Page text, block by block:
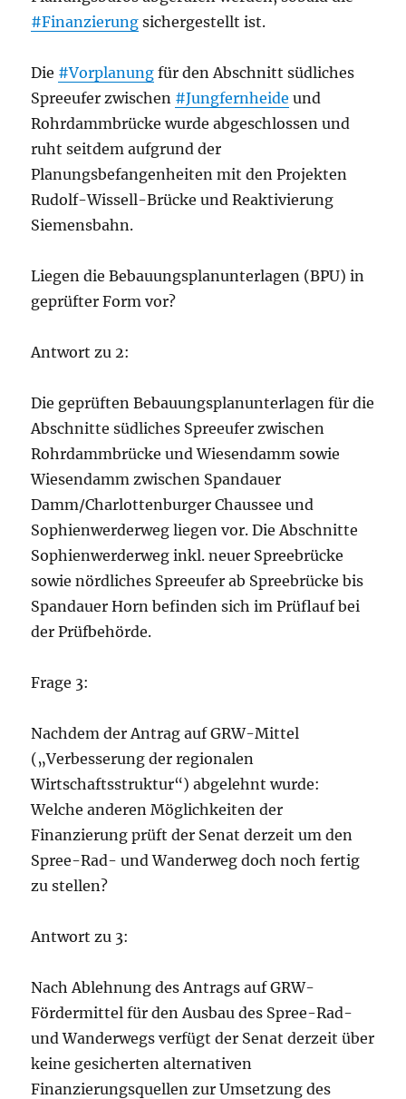
#Finanzierung sichergestellt ist.
Die #Vorplanung für den Abschnitt südliches
Spreeufer zwischen #Jungfernheide und
Rohrdammbrücke wurde abgeschlossen und
ruht seitdem aufgrund der
Planungsbefangenheiten mit den Projekten
Rudolf-Wissell-Brücke und Reaktivierung
Siemensbahn.
Liegen die Bebauungsplanunterlagen (BPU) in
geprüfter Form vor?
Antwort zu 2:
Die geprüften Bebauungsplanunterlagen für die
Abschnitte südliches Spreeufer zwischen
Rohrdammbrücke und Wiesendamm sowie
Wiesendamm zwischen Spandauer
Damm/Charlottenburger Chaussee und
Sophienwerderweg liegen vor. Die Abschnitte
Sophienwerderweg inkl. neuer Spreebrücke
sowie nördliches Spreeufer ab Spreebrücke bis
Spandauer Horn befinden sich im Prüflauf bei
der Prüfbehörde.
Frage 3:
Nachdem der Antrag auf GRW-Mittel
(„Verbesserung der regionalen
Wirtschaftsstruktur“) abgelehnt wurde:
Welche anderen Möglichkeiten der
Finanzierung prüft der Senat derzeit um den
Spree-Rad- und Wanderweg doch noch fertig
zu stellen?
Antwort zu 3:
Nach Ablehnung des Antrags auf GRW-
Fördermittel für den Ausbau des Spree-Rad-
und Wanderwegs verfügt der Senat derzeit über
keine gesicherten alternativen
Finanzierungsquellen zur Umsetzung des